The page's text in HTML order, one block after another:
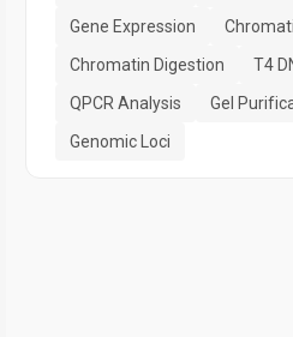
Gene Expression
Chromatin Digestion
T4
QPCR Analysis
Gel
Genomic Loci